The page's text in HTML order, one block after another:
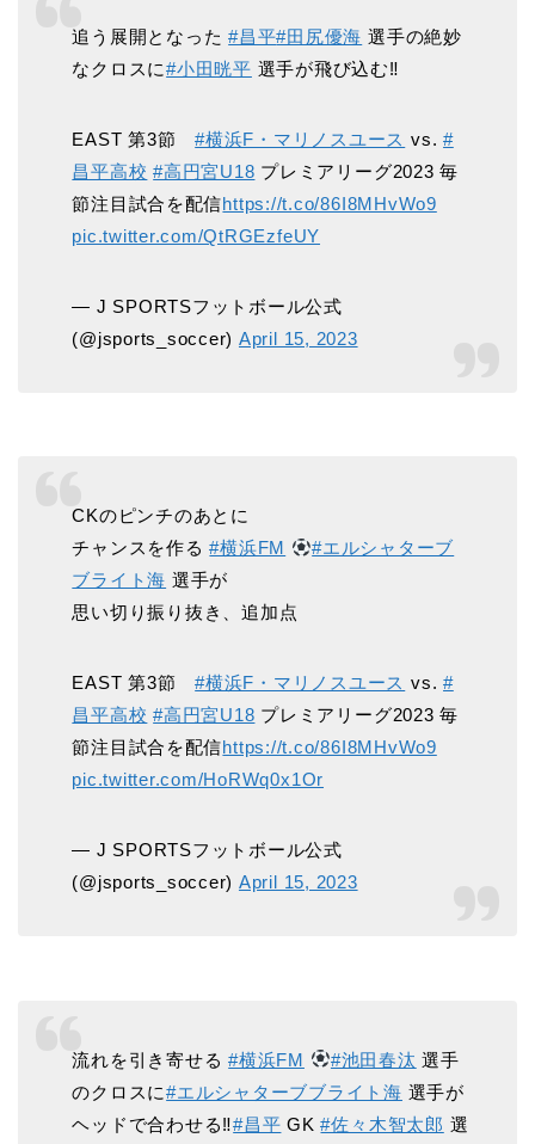
追う展開となった#昌平#田尻優海 選手の絶妙
なクロスに#小田晄平 選手が飛び込む‼
EAST 第3節#横浜F・マリノスユース vs.#
昌平高校 #高円宮U18 プレミアリーグ2023 毎
節注目試合を配信https://t.co/86I8MHvWo9
pic.twitter.com/QtRGEzfeUY
— J SPORTSフットボール公式
(@jsports_soccer) April 15, 2023
CKのピンチのあとに
チャンスを作る#横浜FM
#エルシャターブ
ブライト海 選手が
思い切り振り抜き、追加点
EAST 第3節#横浜F・マリノスユース vs.#
昌平高校 #高円宮U18 プレミアリーグ2023 毎
節注目試合を配信https://t.co/86I8MHvWo9
pic.twitter.com/HoRWq0x1Or
— J SPORTSフットボール公式
(@jsports_soccer) April 15, 2023
流れを引き寄せる#横浜FM #池田春汰 選手
のクロスに#エルシャターブブライト海 選手が
ヘッドで合わせる‼#昌平 GK#佐々木智太郎 選